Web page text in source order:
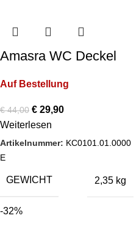
Amasra WC Deckel
Weiß
Auf Bestellung
€44,00 € 29,90
Weiterlesen
Artikelnummer: KC0101.01.0000
E
GEWICHT 2,35 kg
-32%